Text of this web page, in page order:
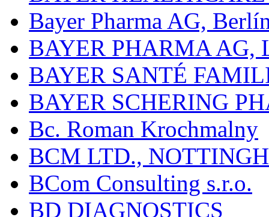
Bayer Pharma AG,
BAYER PHARMA AG,
BAYER SANTÉ
BAYER SCHERING
Bc. Roman Krochmalny
BCM LTD.,
BCom Consulting s.r.o.
BD DIAGNOSTICS